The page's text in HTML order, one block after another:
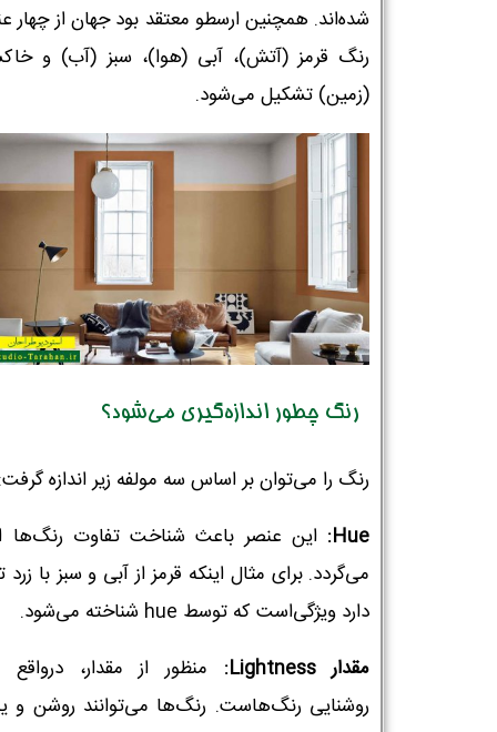
شده‌اند. همچنین ارسطو معتقد بود جهان از چهار
رنگ قرمز (آتش)، آبی‌ (هوا)، سبز ‌(آب) و
(زمین) تشکیل می‌شود.
رنگ چطور اندازه‌گیری می‌شود؟
رنگ را می‌توان بر اساس سه مولفه زیر اندازه
Hue
: این عنصر باعث شناخت تفاوت رنگ‌ها
می‌گردد. برای مثال اینکه قرمز از آبی و سبز با
دارد ویژگی‌است که توسط hue شناخته می‌شود.
مقدارLightness
: منظور از مقدار، درواقع
روشنایی رنگ‌هاست. رنگ‌ها می‌توانند روشن و